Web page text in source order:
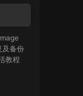
及备份
教程